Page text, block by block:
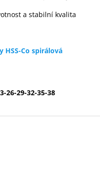
a stabilní kvalita
Co spirálová
26-29-32-35-38